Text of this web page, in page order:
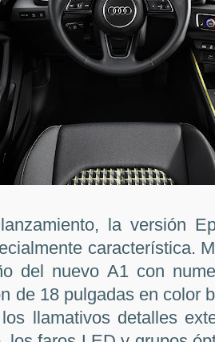
la versión
característica.
del nuevo A1 con
de 18 pulgadas en color
llamativos detalles